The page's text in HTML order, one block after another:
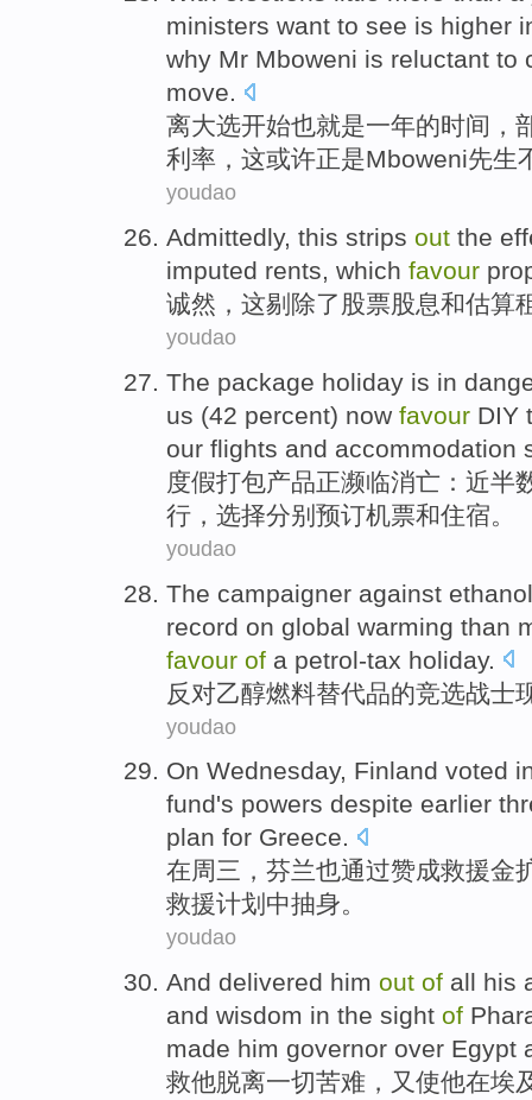
ministers want to see is higher
why Mr Mboweni is reluctant to
move.
离大选开始也就是一年的时间，
利率 ， 这或许正是Mboweni先生
youdao
Admittedly, this strips out the
imputed rents, which favour
诚然 ， 这剔除了 股票股息和估算
youdao
The package holiday is in
us (42 percent) now favour DIY
our flights and accommodation
度假打包产品正濒临消亡： 近半
行， 选择分别 预订机票和住宿。
youdao
The campaigner against ethanol
record on global warming than
favour of a petrol-tax holiday.
反对乙醇燃料替代品的竞选战士
youdao
On Wednesday, Finland voted
fund's powers despite earlier
plan for Greece.
在周三 ， 芬兰也通过赞成救援金
救援计划 中抽身。
youdao
And delivered him out of all his
and wisdom in the sight of
made him governor over Egypt
救他脱离一切苦难 ， 又 使他在埃